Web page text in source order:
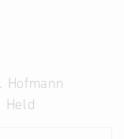
Hofmann
Held